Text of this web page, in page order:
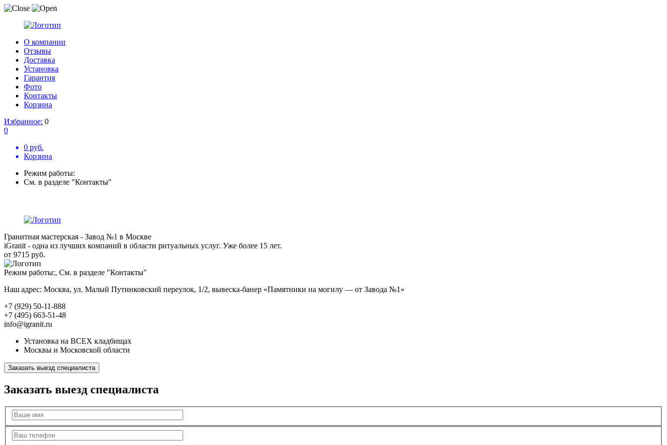
О компании
Отзывы
Доставка
Установка
Гарантия
Фото
Контакты
Корзина
Избранное: 0
0
0 руб.
Корзина
Режим работы:
См. в разделе "Контакты"
Гранитная мастерская - Завод №1 в Москве
iGranit - одна из лучших компаний в области ритуальных услуг. Уже более 15 лет.
от 9715 руб.
Режим работы:, См. в разделе "Контакты"
Наш адрес: Москва, ул. Малый Путинковский переулок, 1/2, вывеска-банер «Памятники на могилу — от Завода №1»
+7 (929) 50-11-888
+7 (495) 663-51-48
info@igranit.ru
Установка на ВСЕХ кладбищах
Москвы и Московской области
Заказать выезд специалиста
Заказать выезд специалиста